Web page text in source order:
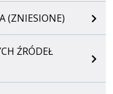
(ZNIESIONE)
ŹRÓDEŁ